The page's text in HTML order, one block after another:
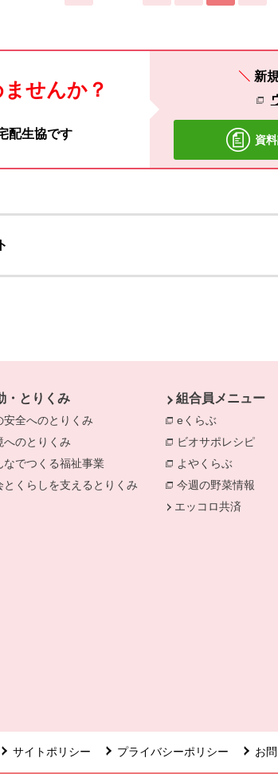
せんか？
配生協です
新
資
・とりくみ
安全へのとりくみ
へのとりくみ
なでつくる福祉事業
とくらしを支えるとりくみ
組合員メニュー
eくらぶ
ビオサポレシピ
よやくらぶ
今週の野菜情報
エッコロ共済
サイトポリシー プライバシーポリシー お